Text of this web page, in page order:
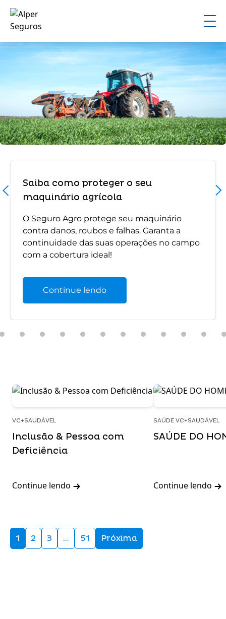
Saiba como proteger o seu
maquinário agrícola
O Seguro Agro protege seu maquinário
contra danos, roubos e falhas. Garanta a
continuidade das suas operações no campo
com a cobertura ideal!
Continue lendo
VC+SAUDÁVEL
Inclusão & Pessoa com
Deficiência
Continue lendo
SAÚDE VC+SAUDÁVEL
SAÚDE DO
Continue lendo
1 2 3 … 51 Próxima